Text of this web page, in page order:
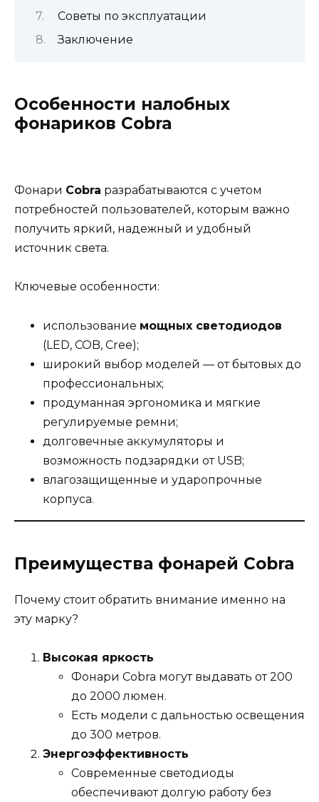
Советы по эксплуатации
Заключение
Особенности налобных
фонариков Cobra
Фонари Cobra разрабатываются с учетом
потребностей пользователей, которым важно
получить яркий, надежный и удобный
источник света.
Ключевые особенности:
использование мощных светодиодов
(LED, COB, Cree);
широкий выбор моделей — от бытовых до
профессиональных;
продуманная эргономика и мягкие
регулируемые ремни;
долговечные аккумуляторы и
возможность подзарядки от USB;
влагозащищенные и ударопрочные
корпуса.
Преимущества фонарей Cobra
Почему стоит обратить внимание именно на
эту марку?
Высокая яркость
Фонари Cobra могут выдавать от 200
до 2000 люмен.
Есть модели с дальностью освещения
до 300 метров.
Энергоэффективность
Современные светодиоды
обеспечивают долгую работу без